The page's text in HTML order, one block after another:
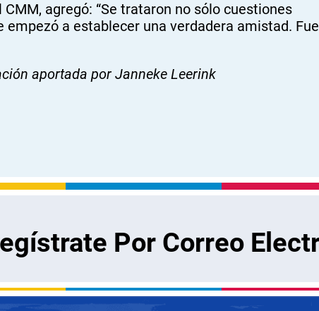
agregó: “Se trataron no sólo cuestiones
a establecer una verdadera amistad. Fue
aportada por Janneke Leerink
Por Correo